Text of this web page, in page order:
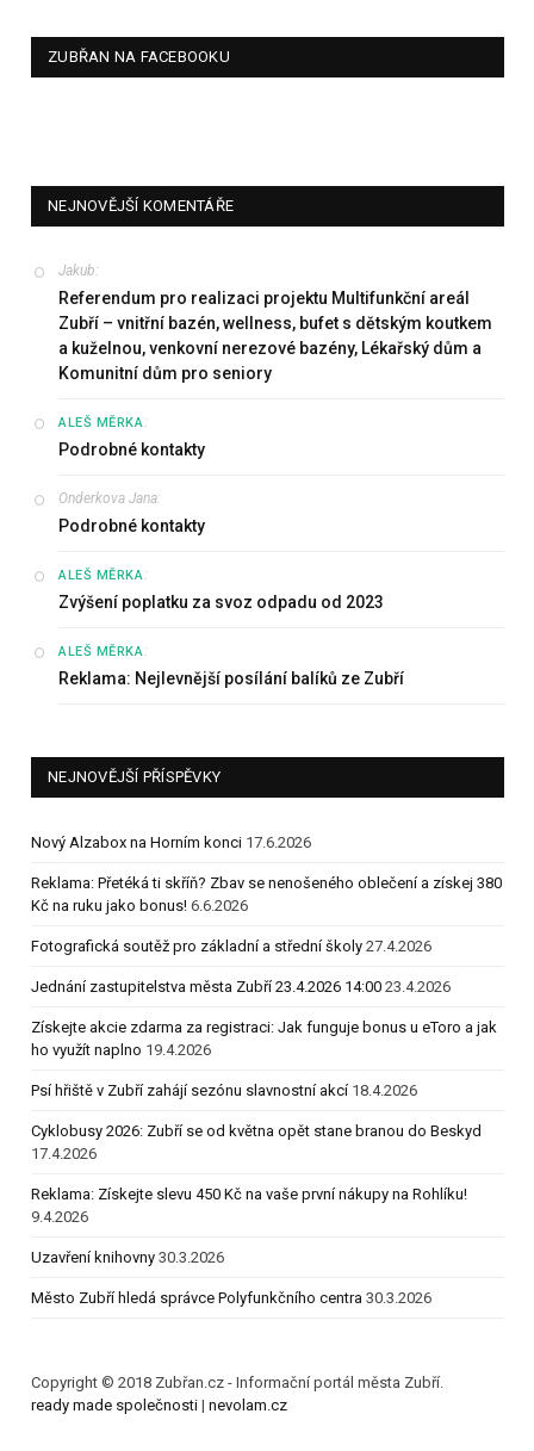
ZUBŘAN NA FACEBOOKU
NEJNOVĚJŠÍ KOMENTÁŘE
Jakub:
Referendum pro realizaci projektu Multifunkční areál
Zubří – vnitřní bazén, wellness, bufet s dětským koutkem
a kuželnou, venkovní nerezové bazény, Lékařský dům a
Komunitní dům pro seniory
ALEŠ MĚRKA:
Podrobné kontakty
Onderkova Jana:
Podrobné kontakty
ALEŠ MĚRKA:
Zvýšení poplatku za svoz odpadu od 2023
ALEŠ MĚRKA:
Reklama: Nejlevnější posílání balíků ze Zubří
NEJNOVĚJŠÍ PŘÍSPĚVKY
Nový Alzabox na Horním konci 17.6.2026
Reklama: Přetéká ti skříň? Zbav se nenošeného oblečení a získej 380
Kč na ruku jako bonus! 6.6.2026
Fotografická soutěž pro základní a střední školy 27.4.2026
Jednání zastupitelstva města Zubří 23.4.2026 14:00 23.4.2026
Získejte akcie zdarma za registraci: Jak funguje bonus u eToro a jak
ho využít naplno 19.4.2026
Psí hřiště v Zubří zahájí sezónu slavnostní akcí 18.4.2026
Cyklobusy 2026: Zubří se od května opět stane branou do Beskyd
17.4.2026
Reklama: Získejte slevu 450 Kč na vaše první nákupy na Rohlíku!
9.4.2026
Uzavření knihovny 30.3.2026
Město Zubří hledá správce Polyfunkčního centra 30.3.2026
Copyright © 2018 Zubřan.cz - Informační portál města Zubří.
ready made společnosti | nevolam.cz